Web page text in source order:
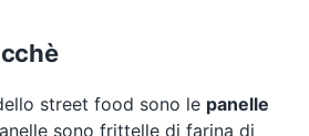
street food sono le panelle
sono frittelle di farina di